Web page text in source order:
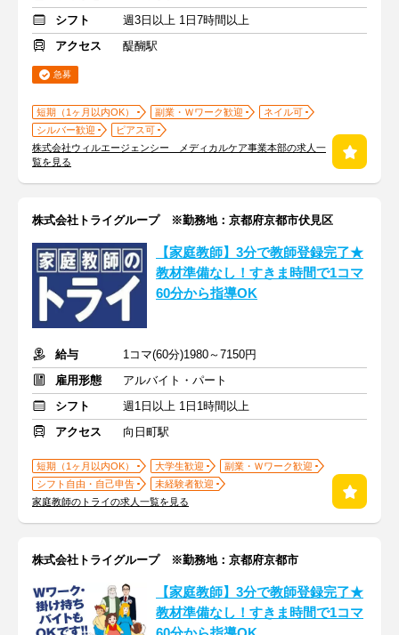
シフト
週3日以上 1日7時間以上
アクセス
醍醐駅
急募
短期（1ヶ月以内OK） 副業・Ｗワーク歓迎
ネイル可
シルバー歓迎
ピアス可
株式会社ウィルエージェンシー メディカルケア事業本部の求人一
覧を見る
株式会社トライグループ ※勤務地：京都府京都市伏見区
【家庭教師】3分で教師登録完了★
教材準備なし！すきま時間で1コマ
60分から指導OK
給与
1コマ(60分)1980～7150円
雇用形態
アルバイト・パート
シフト
週1日以上 1日1時間以上
アクセス
向日町駅
短期（1ヶ月以内OK） 大学生歓迎
副業・Ｗワーク歓迎
シフト自由・自己申告
未経験者歓迎
家庭教師のトライの求人一覧を見る
株式会社トライグループ ※勤務地：京都府京都市
【家庭教師】3分で教師登録完了★
教材準備なし！すきま時間で1コマ